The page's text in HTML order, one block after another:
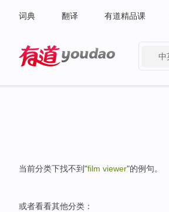
词典 翻译 有道精品课
中
当前分类下找不到"film viewer"的例句。
或者看看其他分类：